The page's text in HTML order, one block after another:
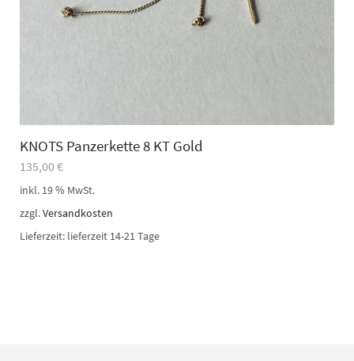
KNOTS Panzerkette 8 KT Gold
135,00 €
inkl. 19 % MwSt.
zzgl.Versandkosten
Lieferzeit: lieferzeit 14-21 Tage